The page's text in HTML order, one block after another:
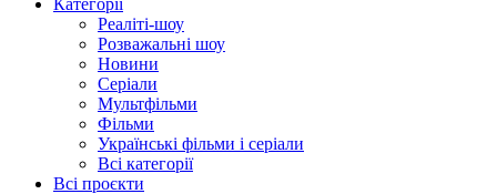
Категорії
Реаліті-шоу
Розважальні шоу
Новини
Серіали
Мультфільми
Фільми
Українські фільми і серіали
Всі категорії
Всі проєкти